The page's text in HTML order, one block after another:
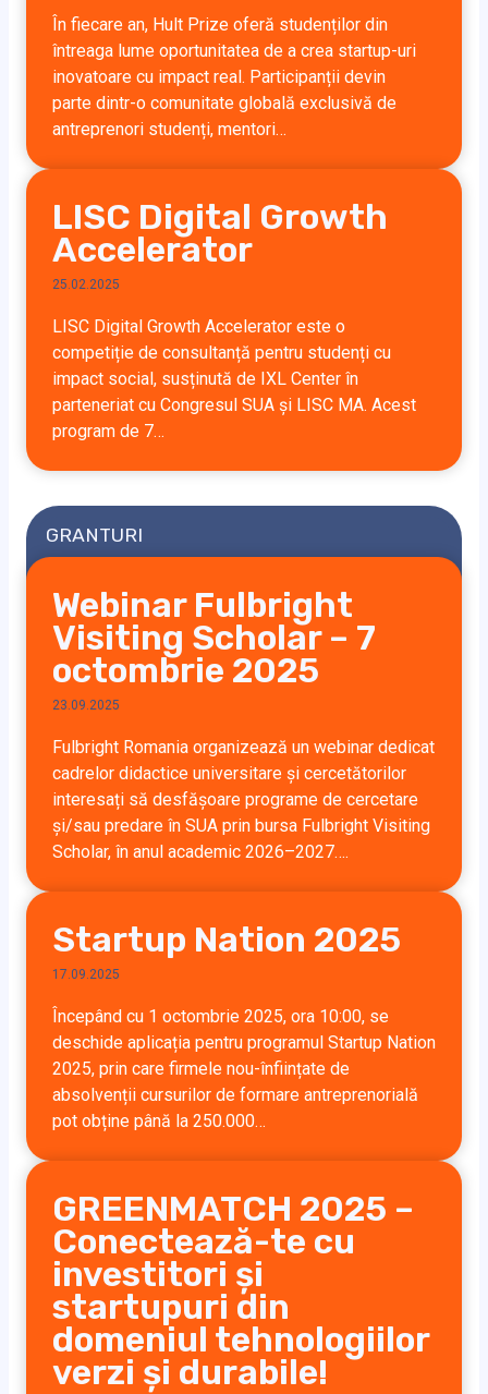
În fiecare an, Hult Prize oferă studenților din
întreaga lume oportunitatea de a crea startup-uri
inovatoare cu impact real. Participanții devin
parte dintr-o comunitate globală exclusivă de
antreprenori studenți, mentori…
LISC Digital Growth
Accelerator
25.02.2025
LISC Digital Growth Accelerator este o
competiție de consultanță pentru studenți cu
impact social, susținută de IXL Center în
parteneriat cu Congresul SUA și LISC MA. Acest
program de 7…
GRANTURI
Webinar Fulbright
Visiting Scholar – 7
octombrie 2025
23.09.2025
Fulbright Romania organizează un webinar dedicat
cadrelor didactice universitare și cercetătorilor
interesați să desfășoare programe de cercetare
și/sau predare în SUA prin bursa Fulbright Visiting
Scholar, în anul academic 2026–2027….
Startup Nation 2025
17.09.2025
Începând cu 1 octombrie 2025, ora 10:00, se
deschide aplicația pentru programul Startup Nation
2025, prin care firmele nou-înființate de
absolvenții cursurilor de formare antreprenorială
pot obține până la 250.000…
GREENMATCH 2025 –
Conectează-te cu
investitori și
startupuri din
domeniul tehnologiilor
verzi și durabile!